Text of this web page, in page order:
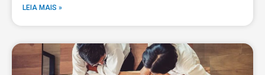
LEIA MAIS »